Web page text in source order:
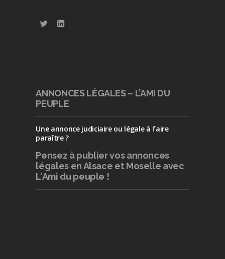
ANNONCES LÉGALES – L’AMI DU
PEUPLE
Une annonce judiciaire ou légale à faire
paraître ?
Pensez à publiervos annonces
légales en Alsace et Moselle avec
L'Ami du peuple !